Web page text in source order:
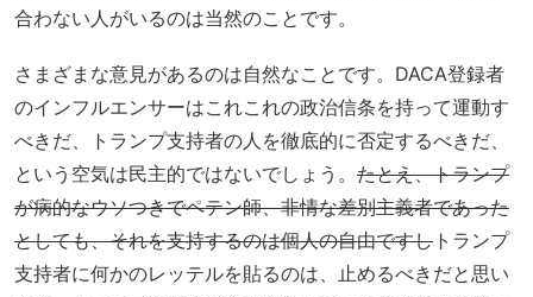
合わない人がいるのは当然のことです。
さまざまな意見があるのは自然なことです。DACA登録者
のインフルエンサーはこれこれの政治信条を持って運動す
べきだ、トランプ支持者の人を徹底的に否定するべきだ、
という空気は民主的ではないでしょう。 たとえ、トランプ
が病的なウソつきでペテン師、非情な差別主義者であった
としても、それを支持するのは個人の自由ですし トランプ
支持者に何かのレッテルを貼るのは、止めるべきだと思い